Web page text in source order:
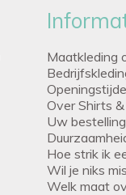
Maatkleding
Over Shirts
Uw
Hoe strik ik
Wil je niks
Welk maat